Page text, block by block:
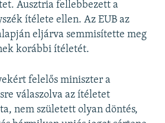
Ausztria fellebbezett a
ítélete ellen. Az EUB az
eljárva semmisítette meg
korábbi ítéletét.
felelős miniszter a
válaszolva az ítéletet
nem született olyan döntés,